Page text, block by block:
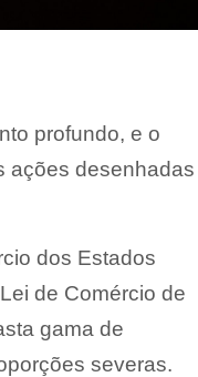
profundo, e o
ações desenhadas
dos Estados
de Comércio de
gama de
severas.